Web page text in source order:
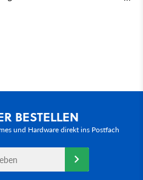
BESTELLEN
und Hardware direkt ins Postfach